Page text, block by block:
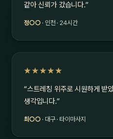
같아 신뢰가 갔습니다.”
정○○ · 인천 · 24시간
★★★★★
“스트레칭 위주로 시원하게 받
생각입니다.”
최○○ · 대구 · 타이마사지